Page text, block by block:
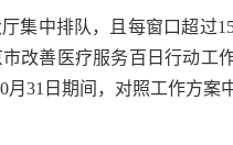
集中排队，且每窗口超过
改善医疗服务百日行动工
31日期间，对照工作方